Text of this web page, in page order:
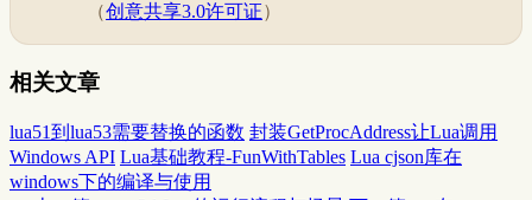
（创意共享3.0许可证）
相关文章
lua51到lua53需要替换的函数 封装GetProcAddress让Lua调用
Windows API Lua基础教程-FunWithTables Lua cjson库在
windows下的编译与使用